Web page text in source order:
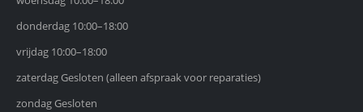
donderdag 10:00–18:00
vrijdag 10:00–18:00
zaterdag Gesloten (alleen afspraak voor reparaties)
zondag Gesloten